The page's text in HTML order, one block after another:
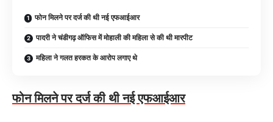
फोन मिलने पर दर्ज की थी नई एफआईआर
पादरी ने चंडीगढ़ ऑफिस में मोहाली की महिला से की थी मारपीट
महिला ने गलत हरकत के आरोप लगाए थे
फोन मिलने पर दर्ज की थी नई एफआईआर